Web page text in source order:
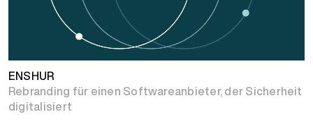
ENSHUR
Rebranding für einen Softwareanbieter, der Sicherheit
digitalisiert